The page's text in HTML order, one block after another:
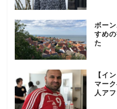
ボー
すめ
た
【イ
マー
人ア